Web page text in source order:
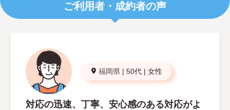
ご利用者・成約者の声
福岡県 | 50代 | 女性
対応の迅速、丁寧、安心感のある対応がよ